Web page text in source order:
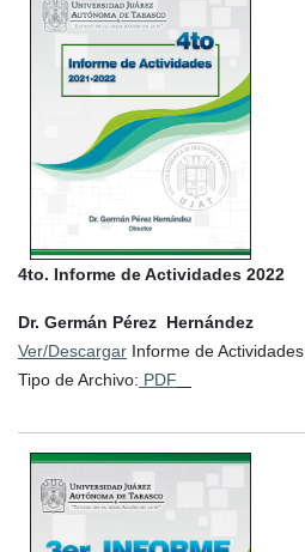
4to. Informe de Actividades 2022
Dr. Germán Pérez Hernández
Ver/Descargar Informe de Actividades
Tipo de Archivo: PDF